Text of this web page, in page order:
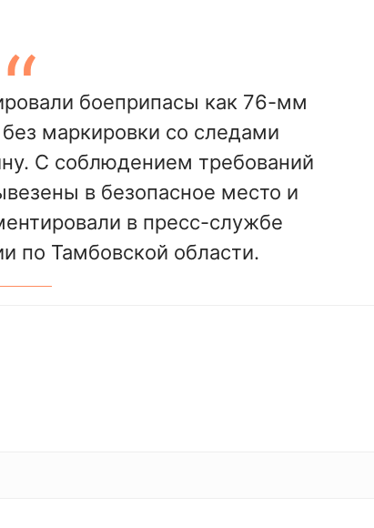
боеприпасы как 76-мм
маркировки со следами
С соблюдением требований
в безопасное место и
в пресс-службе
по Тамбовской области.